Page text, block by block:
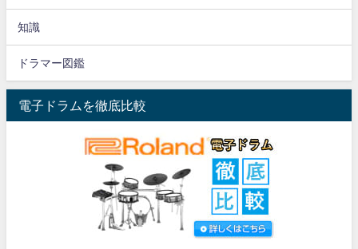
知識
ドラマー図鑑
電子ドラムを徹底比較